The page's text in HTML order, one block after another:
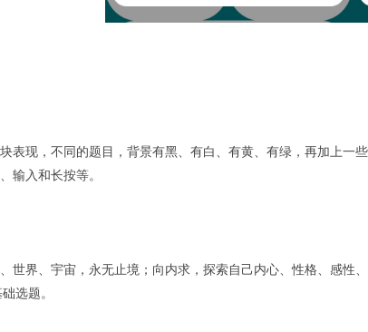
表现，不同的题目，背景有黑、有白、有黄、有绿，再加上
输入和长按等。
世界、宇宙，永无止境；向内求，探索自己内心、性格、感
选题。